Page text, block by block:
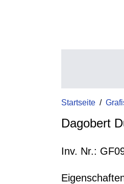
Startseite /
Dagobert
Inv. Nr.: